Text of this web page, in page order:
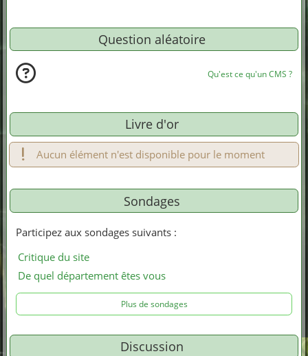
Question aléatoire
Qu'est ce qu'un CMS ?
Livre d'or
Aucun élément n'est disponible pour le moment
Sondages
Participez aux sondages suivants :
Critique du site
De quel département êtes vous
Plus de sondages
Discussion